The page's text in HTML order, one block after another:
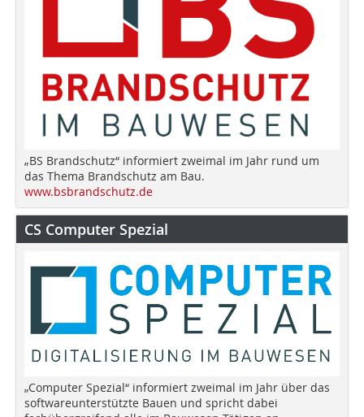
„BS Brandschutz“ informiert zweimal im Jahr rund um
das Thema Brandschutz am Bau.
www.bsbrandschutz.de
CS Computer Spezial
„Computer Spezial“ informiert zweimal im Jahr über das
softwareunterstützte Bauen und spricht dabei